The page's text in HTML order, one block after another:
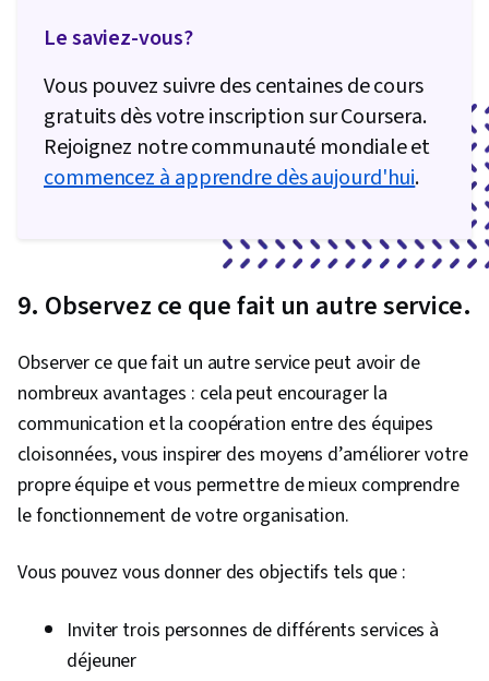
Le saviez-vous?
Vous pouvez suivre des centaines de cours
gratuits dès votre inscription sur Coursera.
Rejoignez notre communauté mondiale et
commencez à apprendre dès aujourd'hui.
9. Observez ce que fait un autre service.
Observer ce que fait un autre service peut avoir de
nombreux avantages : cela peut encourager la
communication et la coopération entre des équipes
cloisonnées, vous inspirer des moyens d’améliorer votre
propre équipe et vous permettre de mieux comprendre
le fonctionnement de votre organisation.
Vous pouvez vous donner des objectifs tels que :
Inviter trois personnes de différents services à
déjeuner